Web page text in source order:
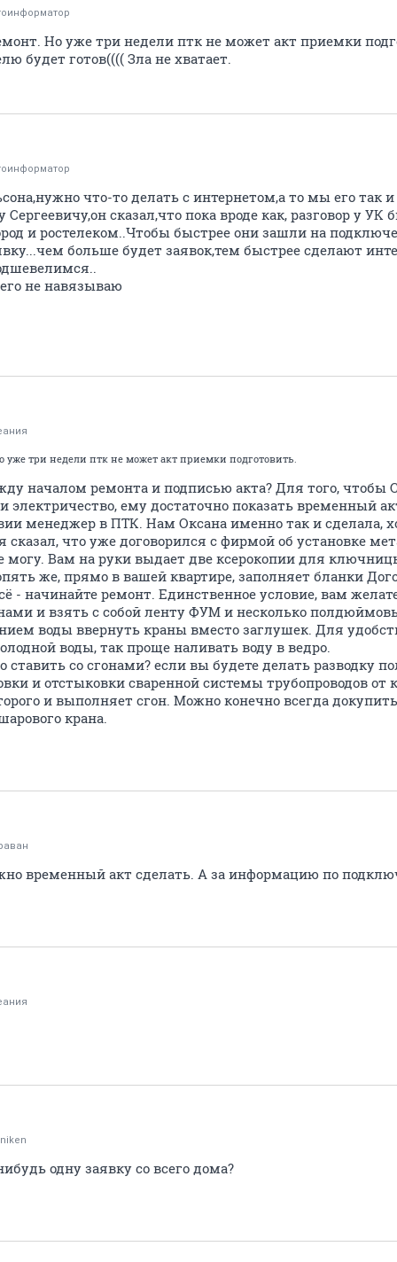
Но уже три недели птк не может акт приемки
будет готов(((( Зла не хватает.
что-то делать с интернетом,а то мы его так
сказал,что пока вроде как, разговор у
и ростелеком..Чтобы быстрее они зашли на
больше будет заявок,тем быстрее сделают
не навязываю
уже три недели птк не может акт приемки подготовить.
началом ремонта и подписью акта? Для того, чтобы
электричество, ему достаточно показать временный
менеджер в ПТК. Нам Оксана именно так и сделала,
сказал, что уже договорился с фирмой об установке
могу. Вам на руки выдает две ксерокопии для
же, прямо в вашей квартире, заполняет бланки
- начинайте ремонт. Единственное условие, вам
и взять с собой ленту ФУМ и несколько
воды ввернуть краны вместо заглушек. Для
воды, так проще наливать воду в ведро.
со сгонами? если вы будете делать разводку
и отстыковки сваренной системы трубопроводов от
и выполняет сгон. Можно конечно всегда
крана.
временный акт сделать. А за информацию по
одну заявку со всего дома?